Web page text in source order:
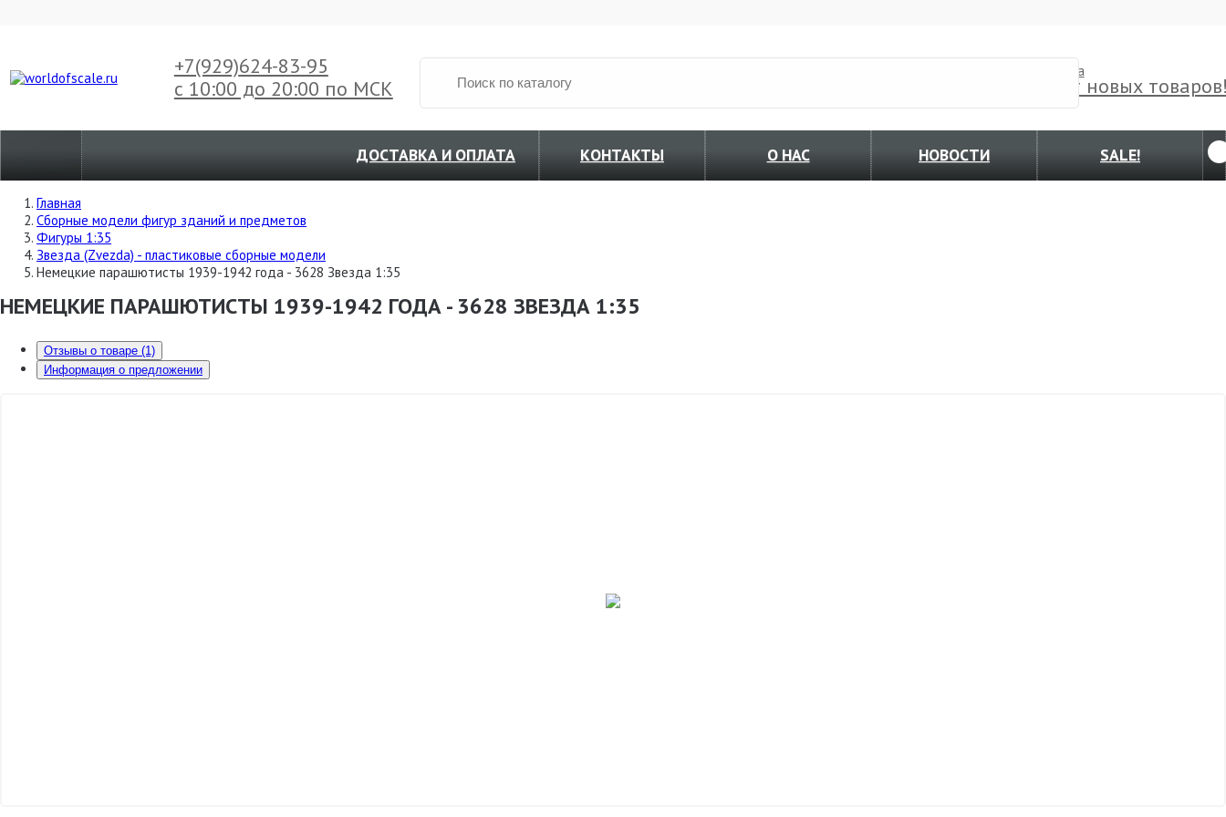
+7(929)624-83-95
с 10:00 до 20:00 по МСК
Корзина
Ждет новых
ДОСТАВКА И ОПЛАТА КОНТАКТЫ О НАС НОВОСТИ SALE!
Главная
Сборные модели фигур зданий и предметов
Фигуры 1:35
Звезда (Zvezda) - пластиковые сборные модели
Немецкие парашютисты 1939-1942 года - 3628 Звезда 1:35
НЕМЕЦКИЕ ПАРАШЮТИСТЫ 1939-1942 ГОДА - 3628 ЗВЕЗДА 1:35
Отзывы о товаре (1)
Информация о предложении